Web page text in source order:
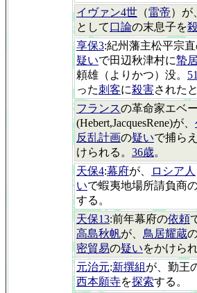
イヴァン4世 （雷帝）が
として口論の末息子を
享保3:紀州藩主松平宗
疑いで田辺秋津村に蟄
頼雄（よりかつ）没。
った刺客に殺害されたと
フランスの革命家エベ
(Hebert,JacquesRene)が、
反乱計画の疑いで捕ら
けられる。 36歳。
天保4:幕府が、 ロシア人
いで蝦夷地場所請負商
する。
天保13:前年幕府の依頼
高島秋帆が、 鳥居耀蔵
密貿易の疑いをかけら
元治元:新撰組が、勤王
西本願寺を探索する。